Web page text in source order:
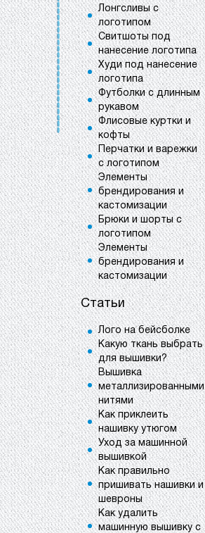
Лонгсливы с
логотипом
Свитшоты под
нанесение логотипа
Худи под нанесение
логотипа
Футболки с длинным
рукавом
Флисовые куртки и
кофты
Перчатки и варежки
с логотипом
Элементы
брендирования и
кастомизации
Брюки и шорты с
логотипом
Элементы
брендирования и
кастомизации
Статьи
Лого на бейсболке
Какую ткань выбрать
для вышивки?
Вышивка
металлизированными
нитями
Как приклеить
нашивку утюгом
Уход за машинной
вышивкой
Как правильно
пришивать нашивки и
шевроны
Как удалить
машинную вышивку с